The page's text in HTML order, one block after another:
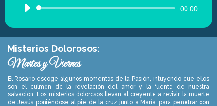
Reproductor
00:00
Misterios Dolorosos:
Martes y Viernes
El Rosario escoge algunos momentos de la Pasión, intuyendo que ellos
son el culmen de la revelación del amor y la fuente de nuestra
salvación. Los misterios dolorosos llevan al creyente a revivir la muerte
de Jesús poniéndose al pie de la cruz junto a María, para penetrar con